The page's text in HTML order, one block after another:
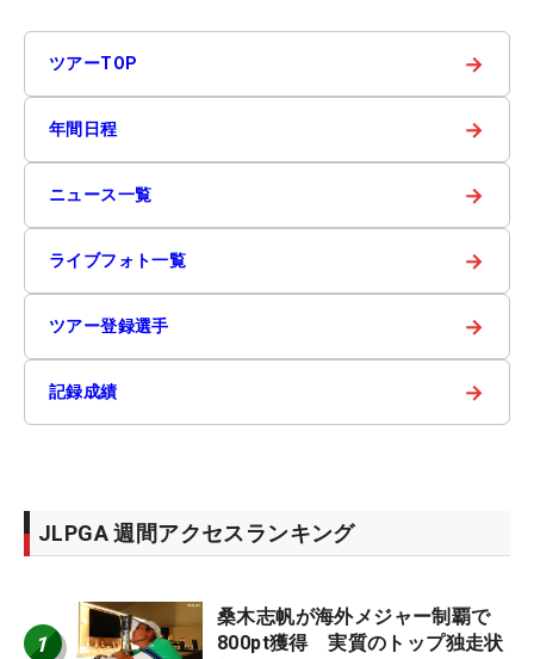
ツアーTOP →
年間日程 →
ニュース一覧 →
ライブフォト一覧 →
ツアー登録選手 →
記録成績 →
JLPGA 週間アクセスランキング
1
桑木志帆が海外メジャー制覇で
800pt獲得 実質のトップ独走状